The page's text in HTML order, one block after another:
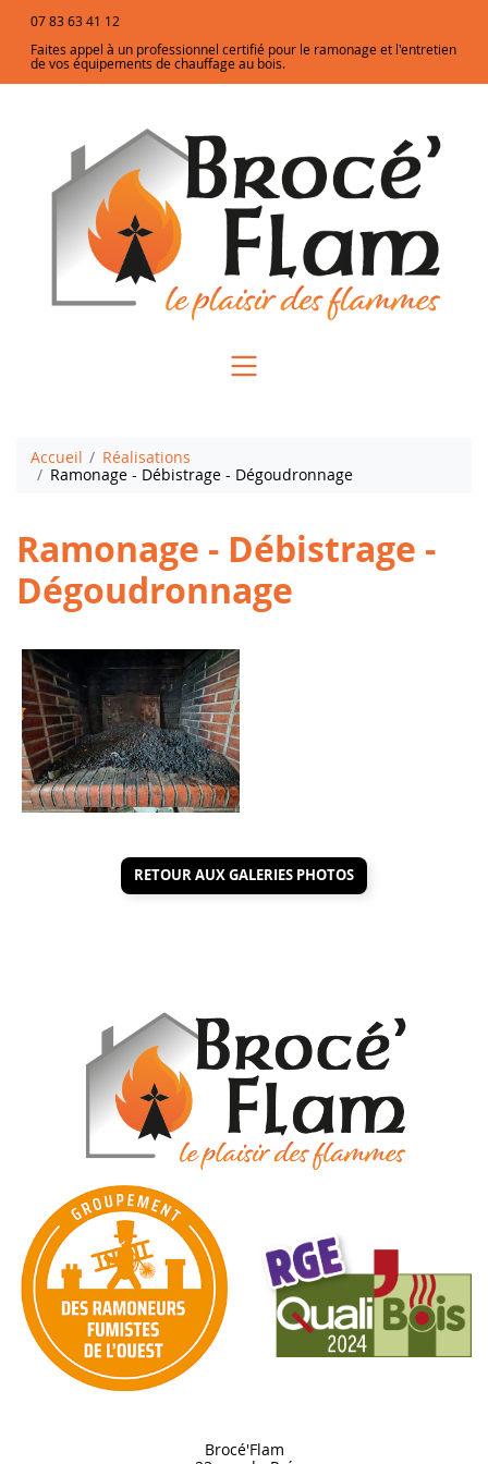
07 83 63 41 12
Faites appel à un professionnel certifié pour le ramonage et l'entretien
de vos équipements de chauffage au bois.
Accueil
Réalisations
Ramonage - Débistrage - Dégoudronnage
Ramonage - Débistrage -
Dégoudronnage
RETOUR AUX GALERIES PHOTOS
Brocé'Flam